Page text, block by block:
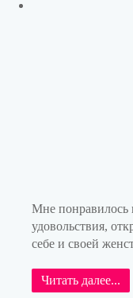
Мне понравилось
удовольствия,
себе и своей
Читать далее...